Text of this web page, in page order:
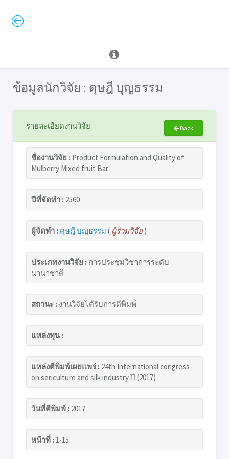
ข้อมูลนักวิจัย : ดุษฎี บุญธรรม
รายละเอียดงานวิจัย Back
ชื่องานวิจัย : Product Formulation and Quality of
Mulberry Mixed fruit Bar
ปีที่จัดทำ : 2560
ผู้จัดทำ : ดุษฎี บุญธรรม ( ผู้ร่วมวิจัย)
ประเภทงานวิจัย : การประชุมวิชาการระดับ
นานาชาติ
สถานะ : งานวิจัยได้รับการตีพิมพ์
แหล่งทุน :
แหล่งตีพิมพ์เผยแพร่ : 24th International congress
on sericulture and silk industry ปี (2017)
วันที่ตีพิมพ์ : 2017
หน้าที่ : 1-15